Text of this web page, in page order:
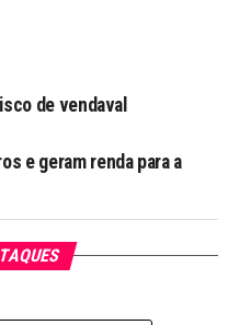
de vendaval
e geram renda para a